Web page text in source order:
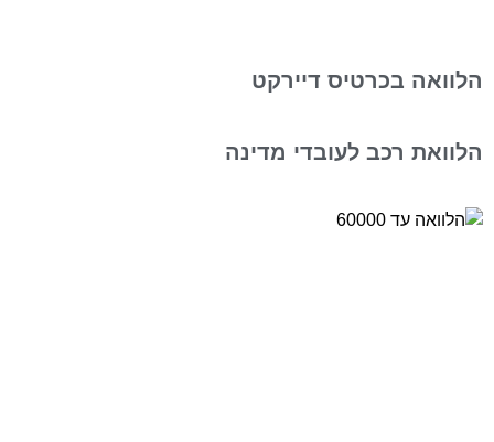
הלוואה בכרטיס דיירקט
הלוואת רכב לעובדי מדינה